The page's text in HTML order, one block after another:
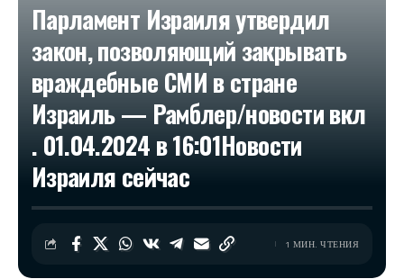
Парламент Израиля утвердил
закон, позволяющий закрывать
враждебные СМИ в стране
Израиль — Рамблер/новости вкл
. 01.04.2024 в 16:01​Новости
Израиля сейчас
1 МИН. ЧТЕНИЯ